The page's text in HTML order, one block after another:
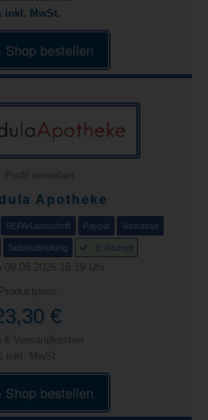
inkl. MwSt.
Shop bestellen
Profil einsehen
Apotheke
SEPA/Lastschrift Paypal Vorkasse
Selbstabholung E-Rezept
09.08.2026 16:19 Uhr
Produktpreis
€
€ Versandkosten
inkl. MwSt.
Shop bestellen